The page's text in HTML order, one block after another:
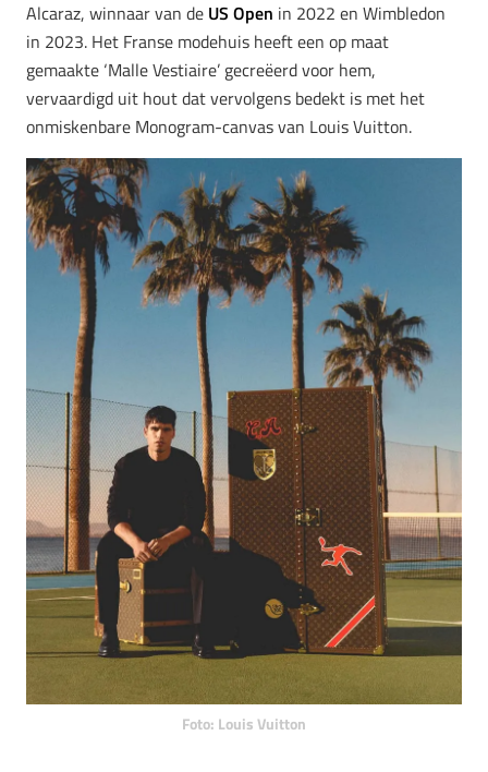
Alcaraz, winnaar van de US Open in 2022 en Wimbledon
in 2023. Het Franse modehuis heeft een op maat
gemaakte ‘Malle Vestiaire’ gecreëerd voor hem,
vervaardigd uit hout dat vervolgens bedekt is met het
onmiskenbare Monogram-canvas van Louis Vuitton.
Foto: Louis Vuitton